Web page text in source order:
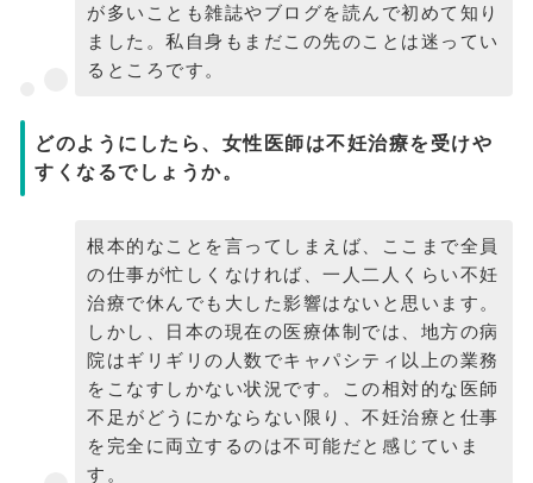
が多いことも雑誌やブログを読んで初めて知り
ました。私自身もまだこの先のことは迷ってい
るところです。
どのようにしたら、女性医師は不妊治療を受けや
すくなるでしょうか。
根本的なことを言ってしまえば、ここまで全員
の仕事が忙しくなければ、一人二人くらい不妊
治療で休んでも大した影響はないと思います。
しかし、日本の現在の医療体制では、地方の病
院はギリギリの人数でキャパシティ以上の業務
をこなすしかない状況です。この相対的な医師
不足がどうにかならない限り、不妊治療と仕事
を完全に両立するのは不可能だと感じていま
す。